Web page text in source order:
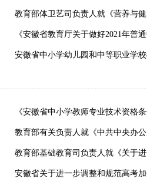
教育部体卫艺司负责人就《营养与
《安徽省中小学教师专业技术资格
安徽省关于进一步调整和规范高考